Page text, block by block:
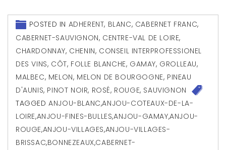
POSTED IN ADHERENT, BLANC, CABERNET FRANC,
CABERNET-SAUVIGNON, CENTRE-VAL DE LOIRE,
CHARDONNAY, CHENIN, CONSEIL INTERPROFESSIONEL
DES VINS, CÔT, FOLLE BLANCHE, GAMAY, GROLLEAU,
MALBEC, MELON, MELON DE BOURGOGNE, PINEAU
D'AUNIS, PINOT NOIR, ROSÉ, ROUGE, SAUVIGNON
TAGGEDANJOU-BLANC,ANJOU-COTEAUX-DE-LA-
LOIRE,ANJOU-FINES-BULLES,ANJOU-GAMAY,ANJOU-
ROUGE,ANJOU-VILLAGES,ANJOU-VILLAGES-
BRISSAC,BONNEZEAUX,CABERNET-